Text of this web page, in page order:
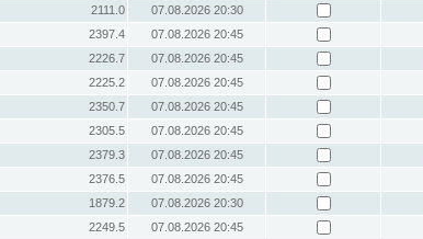
2111.0
07.08.2026 20:30
2397.4
07.08.2026 20:45
2226.7
07.08.2026 20:45
2225.2
07.08.2026 20:45
2350.7
07.08.2026 20:45
2305.5
07.08.2026 20:45
2379.3
07.08.2026 20:45
2376.5
07.08.2026 20:45
1879.2
07.08.2026 20:30
2249.5
07.08.2026 20:45